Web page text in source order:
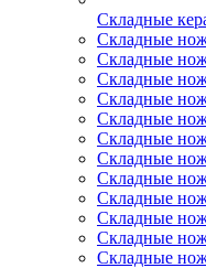
Складные
Складные
Складные
Складные
Складные
Складные
Складные
Складные
Складные
Складные
Складные
Складные
Складные